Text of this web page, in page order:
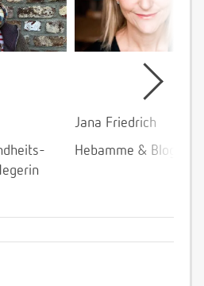
Jana Friedrich
Hebamme &